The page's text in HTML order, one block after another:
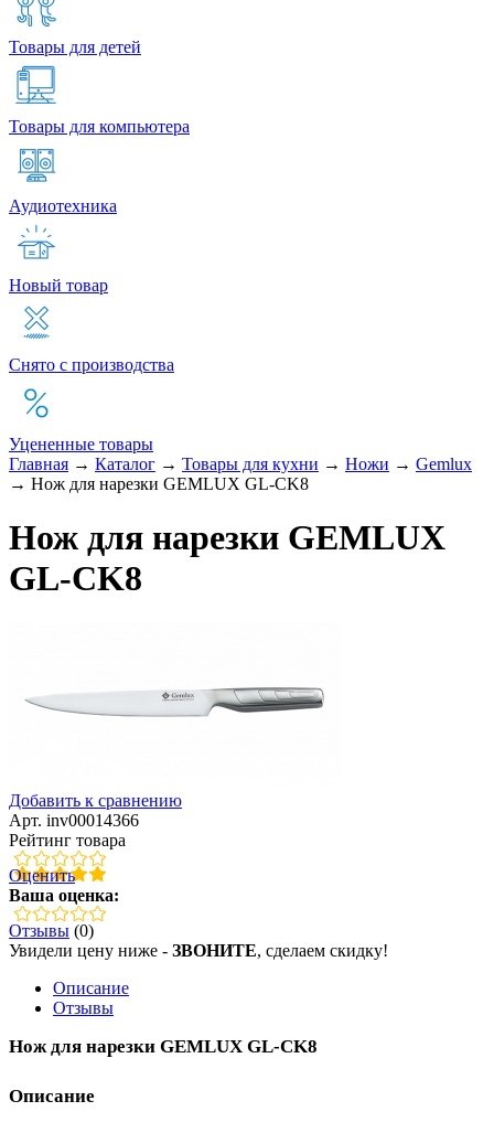
Товары для детей
Товары для компьютера
Аудиотехника
Новый товар
Снято с производства
Уцененные товары
Главная → Каталог → Товары для кухни → Ножи → Gemlux
→ Нож для нарезки GEMLUX GL-CK8
Нож для нарезки GEMLUX
GL-CK8
Добавить к сравнению
Арт. inv00014366
Рейтинг товара
Оценить
Ваша оценка:
Отзывы (0)
Увидели цену ниже - ЗВОНИТЕ, сделаем скидку!
Описание
Отзывы
Нож для нарезки GEMLUX GL-CK8
Описание